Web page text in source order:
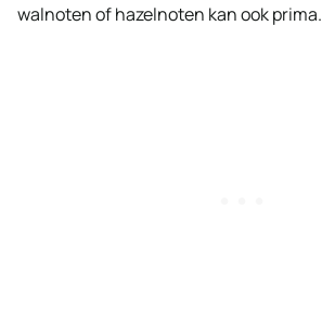
walnoten of hazelnoten kan ook prima.